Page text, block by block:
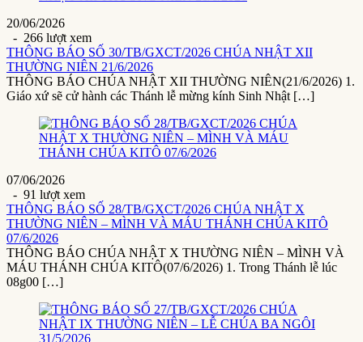
20/06/2026
- 266 lượt xem
THÔNG BÁO SỐ 30/TB/GXCT/2026 CHÚA NHẬT XII
THƯỜNG NIÊN 21/6/2026
THÔNG BÁO CHÚA NHẬT XII THƯỜNG NIÊN(21/6/2026) 1.
Giáo xứ sẽ cử hành các Thánh lễ mừng kính Sinh Nhật […]
07/06/2026
- 91 lượt xem
THÔNG BÁO SỐ 28/TB/GXCT/2026 CHÚA NHẬT X
THƯỜNG NIÊN – MÌNH VÀ MÁU THÁNH CHÚA KITÔ
07/6/2026
THÔNG BÁO CHÚA NHẬT X THƯỜNG NIÊN – MÌNH VÀ
MÁU THÁNH CHÚA KITÔ(07/6/2026) 1. Trong Thánh lễ lúc
08g00 […]